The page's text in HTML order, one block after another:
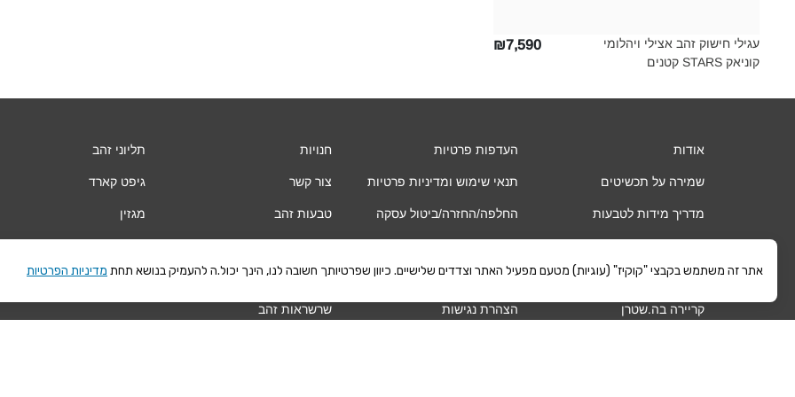
עגילי חישוק זהב אצילי ויהלומי
קוניאק STARS קטנים‎
₪7,590
אתר זה משתמש בקבצי "קוקיז" (עוגיות) מטעם מפעיל האתר וצדדים שלישיים. כיוון שפרטיותך חשובה לנו, הינך יכול.ה להעמיק בנושא תחת מדיניות הפרטיות
אודות
שמירה על תכשיטים
מדריך מידות לטבעות
החשבון שלי
קריירה בה.שטרן
העדפות פרטיות
תנאי שימוש ומדיניות פרטיות
החלפה/החזרה/ביטול עסקה
משלוחים
הצהרת נגישות
חנויות
צור קשר
טבעות זהב
צמידי זהב
שרשראות זהב
תליוני זהב
גיפט קארד
מגזין